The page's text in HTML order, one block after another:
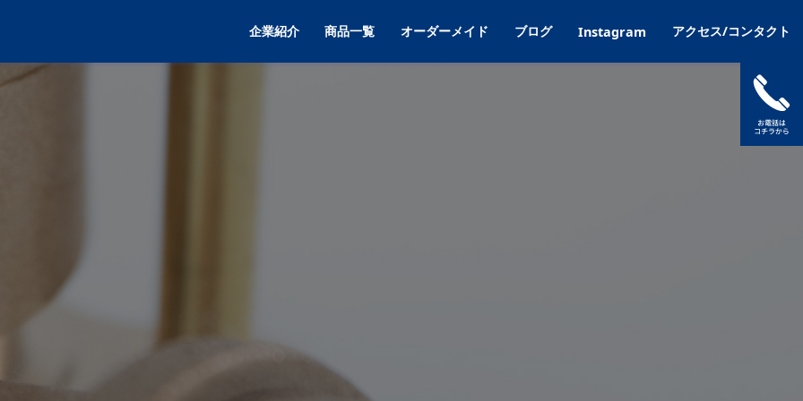
企業紹介 商品一覧 オーダーメイド ブログ Instagram アクセス/コンタクト